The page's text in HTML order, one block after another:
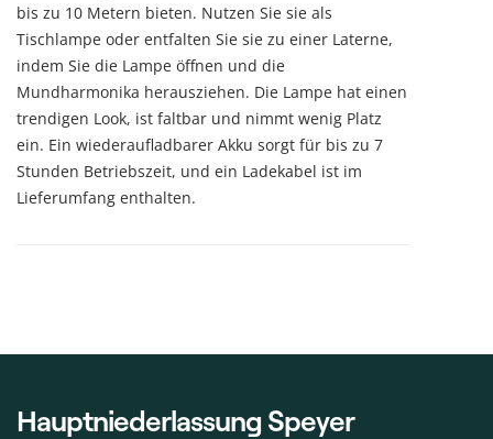
bis zu 10 Metern bieten. Nutzen Sie sie als
Tischlampe oder entfalten Sie sie zu einer Laterne,
indem Sie die Lampe öffnen und die
Mundharmonika herausziehen. Die Lampe hat einen
trendigen Look, ist faltbar und nimmt wenig Platz
ein. Ein wiederaufladbarer Akku sorgt für bis zu 7
Stunden Betriebszeit, und ein Ladekabel ist im
Lieferumfang enthalten.
Hauptniederlassung Speyer